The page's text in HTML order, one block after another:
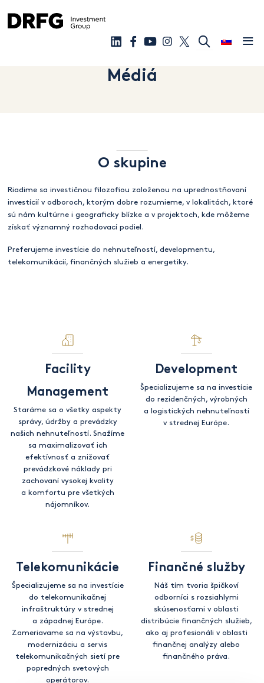
Médiá
O skupine
Riadime sa investičnou filozofiou založenou na uprednostňovaní
investícií v odboroch, ktorým dobre rozumieme, v lokalitách, ktoré
sú nám kultúrne i geograficky blízke a v projektoch, kde môžeme
získať významný rozhodovací podiel.
Preferujeme investície do nehnuteľností, developmentu,
telekomunikácií, finančných služieb a energetiky.
Facility
Management
Staráme sa o všetky aspekty
správy, údržby a prevádzky
našich nehnuteľností. Snažíme
sa maximalizovať ich
efektívnosť a znižovať
prevádzkové náklady pri
zachovaní vysokej kvality
a komfortu pre všetkých
nájomníkov.
Development
Špecializujeme sa na investície
do rezidenčných, výrobných
a logistických nehnuteľností
v strednej Európe.
Telekomunikácie
Špecializujeme sa na investície
do telekomunikačnej
infraštruktúry v strednej
a západnej Európe.
Zameriavame sa na výstavbu,
modernizáciu a servis
telekomunikačných sietí pre
popredných svetových
operátorov.
Finančné služby
Náš tím tvoria špičkoví
odborníci s rozsiahlymi
skúsenosťami v oblasti
distribúcie finančných služieb,
ako aj profesionáli v oblasti
finančnej analýzy alebo
finančného práva.